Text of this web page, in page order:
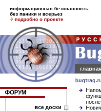
информационная безопасность
без паники и всерьез
подробно о проекте
главная
ФОРУМ
все доски